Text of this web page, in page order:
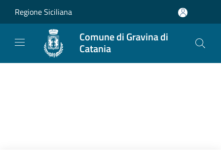
Regione Siciliana
Comune di Gravina di
Catania